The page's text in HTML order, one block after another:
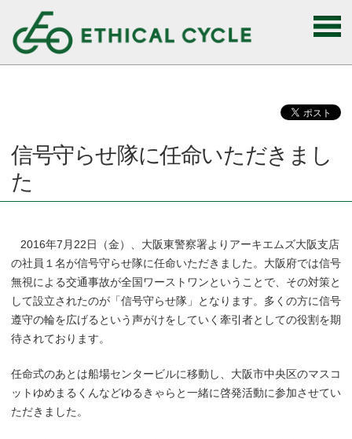
信号守らせ隊に任命いただきまし
た
2016年7月22日（金）、大阪東警察署よりアーキエムズ大阪支店
の社員１名が信号守らせ隊に任命いただきました。大阪府では信号
無視による交通事故が全国ワーストワンということで、その対策と
して設立されたのが「信号守らせ隊」となります。多くの方に信号
遵守の輪を広げるという声がけを していく牽引者としての役割を期
待されております。
任命式のあとは船場センタービルに移動し、大阪市中央区のマスコ
ットゆめまるくんなどゆるきゃらと一緒に啓発活動に参加させてい
ただきました。